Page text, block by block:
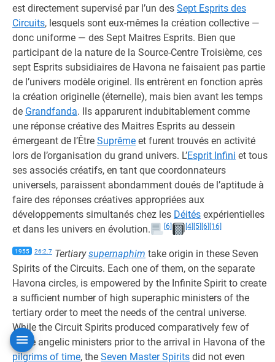
est directement supervisé par l’un des Sept Esprits des
Circuits, lesquels sont eux-mêmes la création collective —
donc uniforme — des Sept Maitres Esprits. Bien que
participant de la nature de la Source-Centre Troisième, ces
sept Esprits subsidiaires de Havona ne faisaient pas partie
de l’univers modèle originel. Ils entrèrent en fonction après
la création originelle (éternelle), mais bien avant les temps
de Grandfanda. Ils apparurent indubitablement comme
une réponse créative des Maitres Esprits au dessein
émergeant de l’Être Suprême et furent trouvés en activité
lors de l’organisation du grand univers. L’Esprit Infini et tous
ses associés créatifs, en tant que coordonnateurs
universels, paraissent abondamment doués de l’aptitude à
faire des réponses créatives appropriées aux
développements simultanés chez les Déités expérientielles
et dans les univers en évolution.
[6] [4] [5] [6] [16]
1955 26:2.7 Tertiarysupernaphim take origin in these Seven
Spirits of the Circuits. Each one of them, on the separate
Havona circles, is empowered by the Infinite Spirit to create
a sufficient number of high superaphic ministers of the
tertiary order to meet the needs of the central universe.
While the Circuit Spirits produced comparatively few of
these angelic ministers prior to the arrival in Havona of the
pilgrims of time, the Seven Master Spirits did not even